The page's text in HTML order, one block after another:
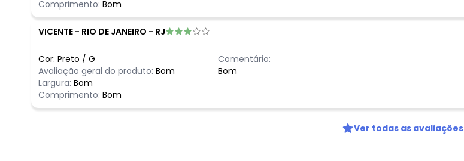
Comprimento: Bom
VICENTE - RIO DE JANEIRO - RJ
Cor: Preto / G
Avaliação geral do produto: Bom
Largura: Bom
Comprimento: Bom
Comentário:
Bom
Ver todas as avaliações